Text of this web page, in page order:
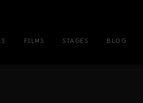
FILMS STAGES BLOG